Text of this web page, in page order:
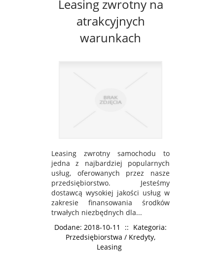
Leasing zwrotny na
atrakcyjnych
warunkach
Leasing zwrotny samochodu to
jedna z najbardziej popularnych
usług, oferowanych przez nasze
przedsiębiorstwo. Jesteśmy
dostawcą wysokiej jakości usług w
zakresie finansowania środków
trwałych niezbędnych dla...
Dodane: 2018-10-11
:: Kategoria:
Przedsiębiorstwa / Kredyty,
Leasing